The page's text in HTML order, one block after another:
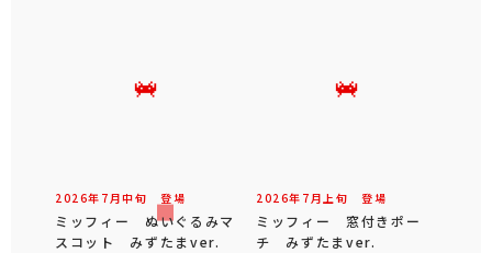
2026年 7 月中旬 登場
ミッフィー ぬいぐるみマ
スコット みずたまver.
2026年 7 月 上旬 登場
ミッフィー 窓付きポー
チ みずたまver.